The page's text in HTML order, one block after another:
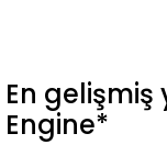
En
Engine*